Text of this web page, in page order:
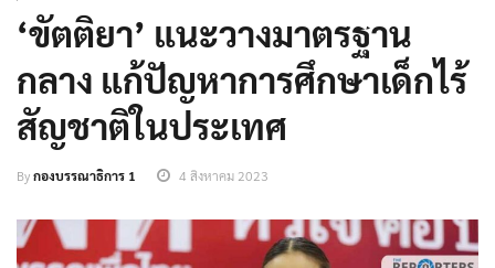
‘ขัตติยา’ แนะวางมาตรฐาน
กลาง แก้ปัญหาการศึกษาเด็กไร้
สัญชาติในประเทศ
Byกองบรรณาธิการ 1 4 สิงหาคม 2023